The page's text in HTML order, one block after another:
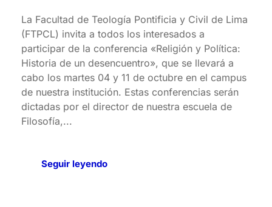
La Facultad de Teología Pontificia y Civil de Lima
(FTPCL) invita a todos los interesados a
participar de la conferencia «Religión y Política:
Historia de un desencuentro», que se llevará a
cabo los martes 04 y 11 de octubre en el campus
de nuestra institución. Estas conferencias serán
dictadas por el director de nuestra escuela de
Filosofía,...
Seguir leyendo